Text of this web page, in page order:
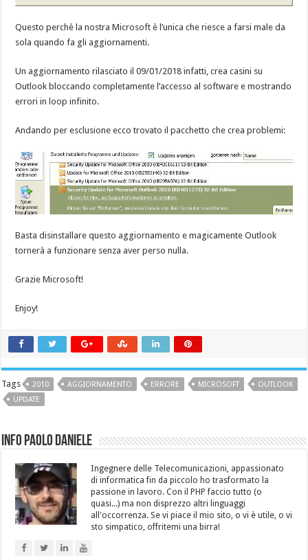
Questo perchè la nostra Microsoft è l’unica che riesce a farsi male da
sola quando fa gli aggiornamenti.
Un aggiornamento rilasciato il 09/01/2018 infatti, crea casini su
Outlook bloccando completamente l’accesso al software e mostrando
errori in loop infinito.
Andando per esclusione ecco trovato il pacchetto che crea problemi:
Basta disinstallare questo aggiornamento e magicamente Outlook
tornerà a funzionare senza aver perso nulla.
Grazie Microsoft!
Enjoy!
Tags 2010 AGGIORNAMENTO ERRORE MICROSOFT
OUTLOOK
UPDATE
Info Paolo Daniele
Ingegnere delle Telecomunicazioni, appassionato
di informatica fin da piccolo ho trasformato la
passione in lavoro. Con il PHP faccio tutto (o
quasi...) ma non disprezzo altri linguaggi
all'occorrenza. Se vi piace il mio sito, o vi è utile, o vi
sto simpatico, offritemi una birra!